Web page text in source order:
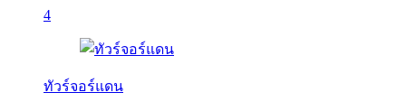
4
ทัวร์จอร์แดน